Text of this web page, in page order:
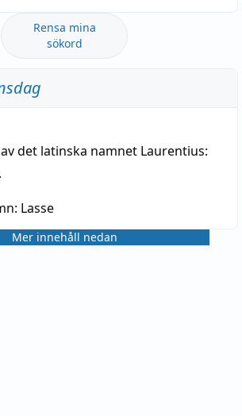
Rensa mina
sökord
det latinska namnet Laurentius:
.
Lasse
Mer innehåll nedan